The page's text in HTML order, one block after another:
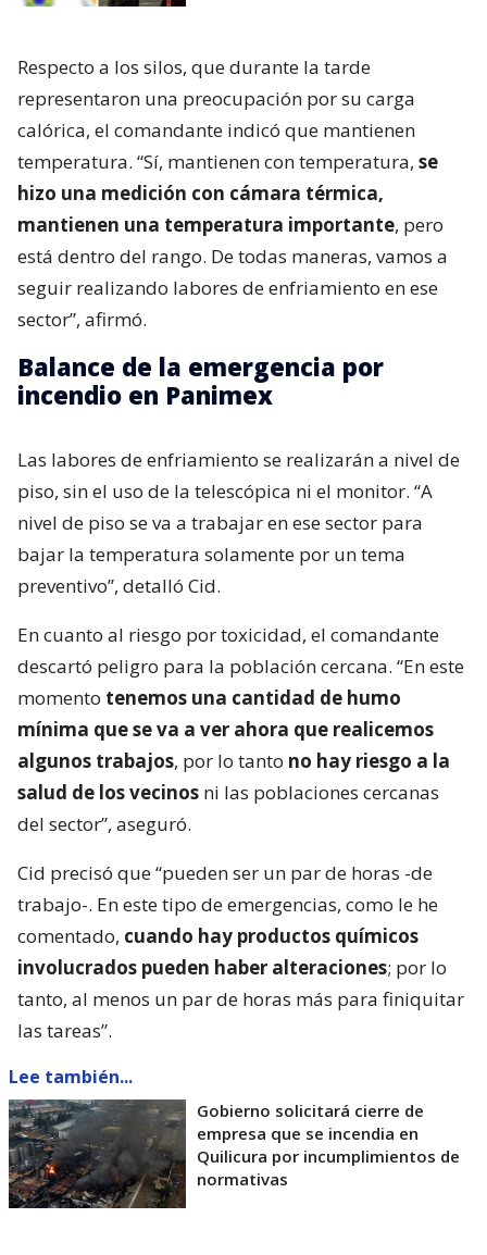
Respecto a los silos, que durante la tarde
representaron una preocupación por su carga
calórica, el comandante indicó que mantienen
temperatura. “Sí, mantienen con temperatura, se
hizo una medición con cámara térmica,
mantienen una temperatura importante, pero
está dentro del rango. De todas maneras, vamos a
seguir realizando labores de enfriamiento en ese
sector”, afirmó.
Balance de la emergencia por
incendio en Panimex
Las labores de enfriamiento se realizarán a nivel de
piso, sin el uso de la telescópica ni el monitor. “A
nivel de piso se va a trabajar en ese sector para
bajar la temperatura solamente por un tema
preventivo”, detalló Cid.
En cuanto al riesgo por toxicidad, el comandante
descartó peligro para la población cercana. “En este
momento tenemos una cantidad de humo
mínima que se va a ver ahora que realicemos
algunos trabajos, por lo tanto no hay riesgo a la
salud de los vecinos ni las poblaciones cercanas
del sector”, aseguró.
Cid precisó que “pueden ser un par de horas -de
trabajo-. En este tipo de emergencias, como le he
comentado, cuando hay productos químicos
involucrados pueden haber alteraciones; por lo
tanto, al menos un par de horas más para finiquitar
las tareas”.
Lee también...
Gobierno solicitará cierre de
empresa que se incendia en
Quilicura por incumplimientos de
normativas